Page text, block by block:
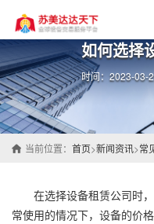
如何选择
时间：2023-03-
当前位置： 首页>新闻资讯>常
在选择设备租赁公司时，
常使用的情况下，设备的价